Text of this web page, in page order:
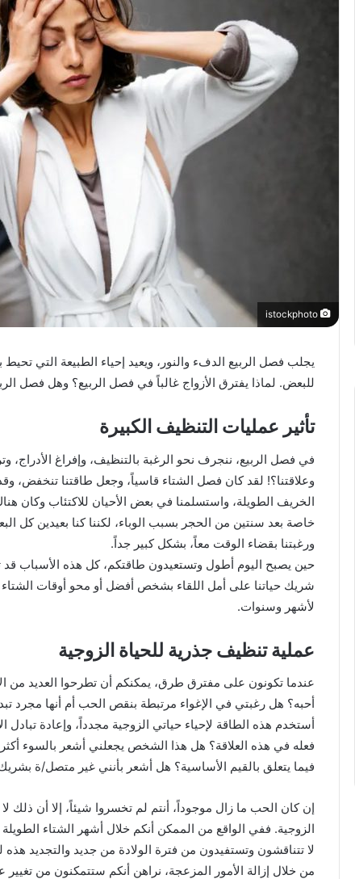
يجلب فصل الربيع الدفء والنور، ويعيد إحياء الطبيعة التي تحيط
للبعض. لماذا يفترق الأزواج غالباً في فصل الربيع؟ وهل فصل
تأثير عمليات التنظيف الكبيرة
في فصل الربيع، ننجرف نحو الرغبة بالتنظيف، وإفراغ الأدراج،
وعلاقتنا؟! لقد كان فصل الشتاء قاسياً، وجعل طاقتنا تنخفض،
الخريف الطويلة، واستسلمنا في بعض الأحيان للاكتئاب وكان
خاصة بعد سنتين من الحجر بسبب الوباء، لكننا كنا بعيدين كل
ورغبتنا بقضاء الوقت معاً، بشكل كبير جداً.
حين يصبح اليوم أطول وتستعيدون طاقتكم، كل هذه الأسباب قد
شريك حياتنا على أمل اللقاء بشخص أفضل أو محو أوقات
لأشهر وسنوات.
عملية تنظيف جذرية للحياة الزوجية
عندما تكونون على مفترق طرق، يمكنكم أن تطرحوا العديد من
أحبه؟ هل رغبتي في الإغواء مرتبطة بنقص الحب أم أنها مجرد
أستخدم هذه الطاقة لإحياء حياتي الزوجية مجدداً، وإعادة
فعله في هذه العلاقة؟ هل هذا الشخص يجعلني أشعر بالسوء
فيما يتعلق بالقيم الأساسية؟ هل أشعر بأنني غير متصل/ة
إن كان الحب ما زال موجوداً، أنتم لم تخسروا شيئاً، إلا أن ذلك
الزوجية. ففي الواقع من الممكن أنكم خلال أشهر الشتاء
لا تتناقشون وتستفيدون من فترة الولادة من جديد والتجديد
من خلال إزالة الأمور المزعجة، نراهن أنكم ستتمكنون من